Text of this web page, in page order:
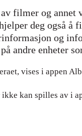
filmer og annet
deg også å
og
andre enheter
vises i appen
kan spilles av i